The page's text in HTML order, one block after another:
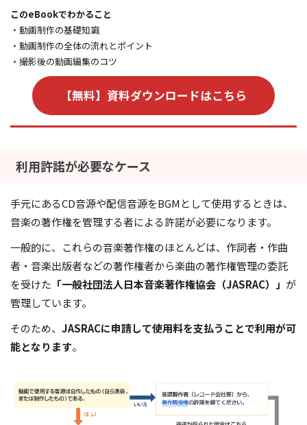
このeBookでわかること
・動画制作の基礎知識
・動画制作の全体の流れとポイント
・撮影後の動画編集のコツ
【無料】資料ダウンロードはこちら
利用許諾が必要なケース
手元にあるCD音源や配信音源をBGMとして使用するときは、
音楽の著作権を管理する者による許諾が必要になります。
一般的に、これらの音楽著作権のほとんどは、作詞者・作曲
者・音楽出版者などの著作権者から楽曲の著作権管理の委託
を受けた 「一般社団法人日本音楽著作権協会（JASRAC）」 が
管理しています。
そのため、 JASRACに申請して使用料を支払うことで利用が可
能となります。